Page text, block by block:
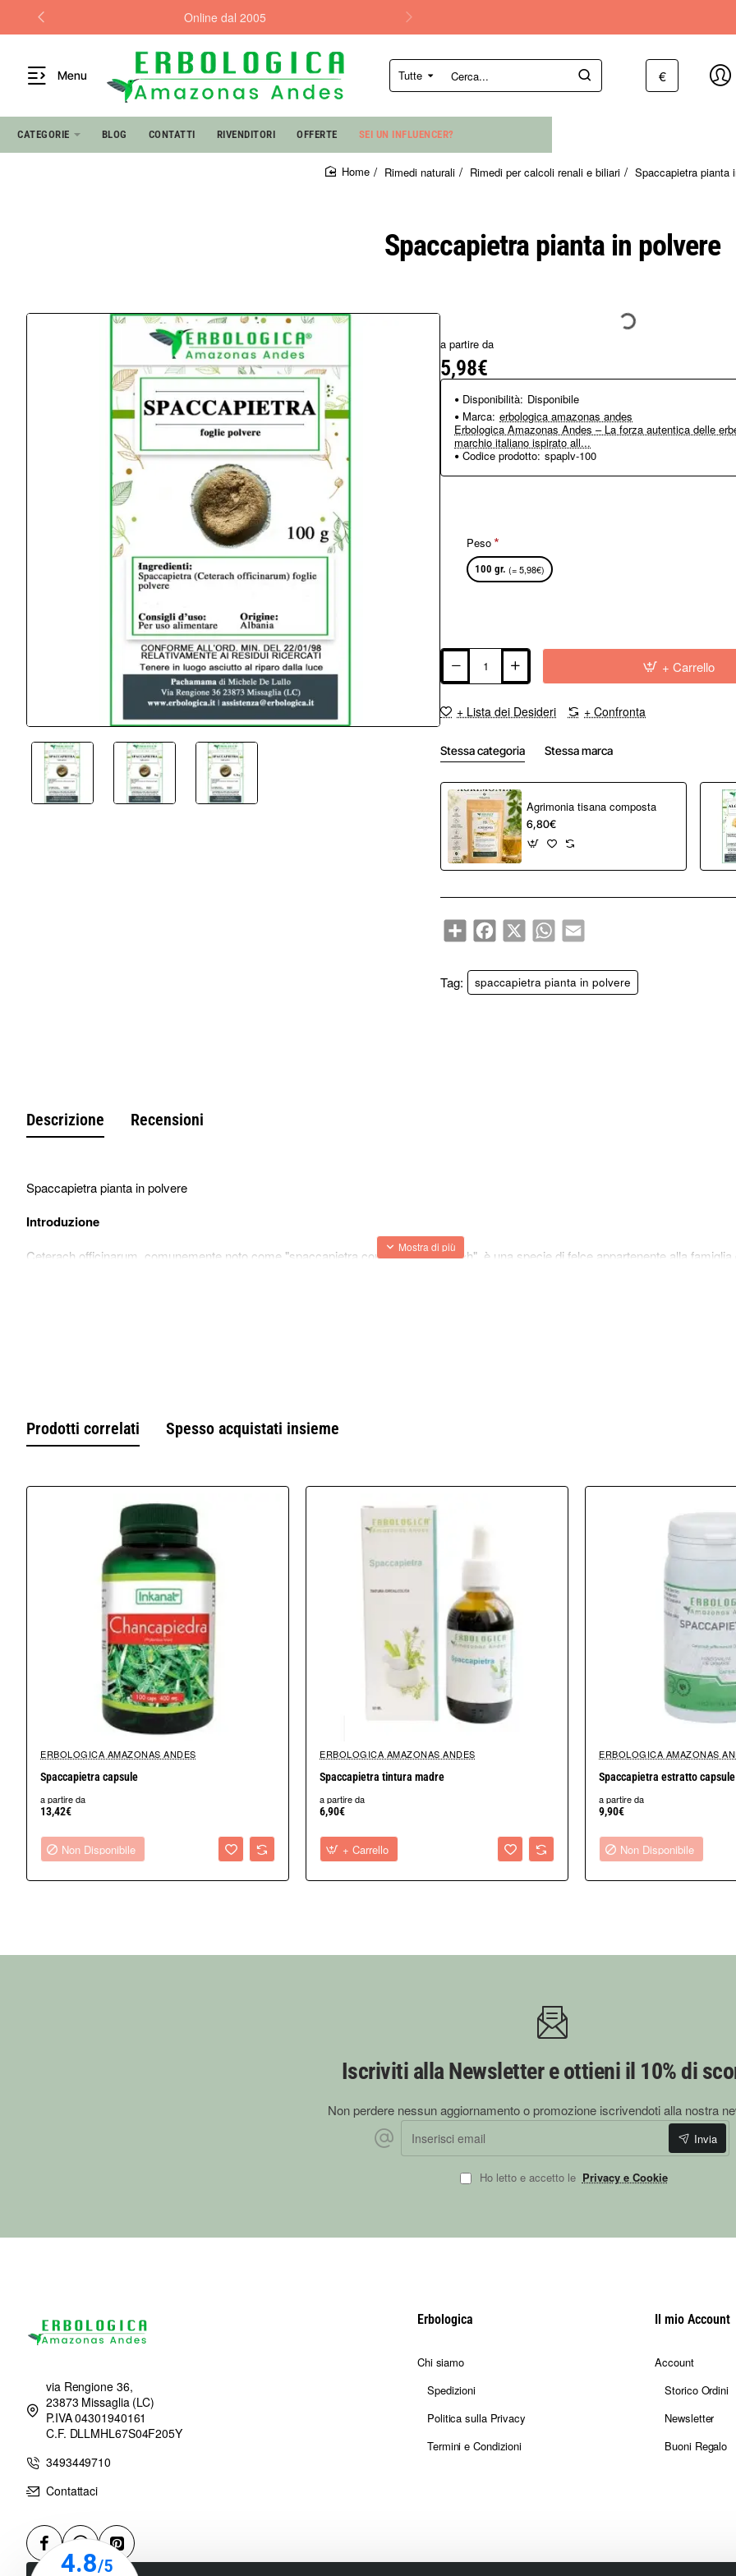
Online dal 2005
Menu Tutte
Cerca... €
CATEGORIE BLOG CONTATTI RIVENDITORI OFFERTE SEI UN INFLUENCER?
Spaccapietra pianta in polvere
Rimedi naturali Rimedi per calcoli renali e biliari Spaccapietra pianta
a partire da
5,98€
Disponibilità: Disponibile
Marca: erbologica amazonas andes
Erbologica Amazonas Andes – La forza autentica delle
marchio italiano ispirato all...
Codice prodotto: spaplv-100
Peso
100 gr. (= 5,98€)
+ Carrello
+ Lista dei Desideri + Confronta
Stessa categoria Stessa marca
Agrimonia tisana composta
6,80€
ShareFacebook
X WhatsAppEmail
Tag: spaccapietra pianta in polvere
Descrizione Recensioni
Spaccapietra pianta in polvere
Introduzione
Ceterach officinarum, comunemente noto come "spaccapietra comune" o "ceterach", è una specie di felce appartenente alla famiglia
Benefici
l'uso come rimedio per i disturbi renali e della vescica.
La Ceterach officinarum è anche apprezzata come pianta ornamentale in giardini rocciosi e in contesti di giardinaggio per il suo
sua capacità di crescere in terreni difficili.
E' diuretica, anticalcolosa, emolliente.
Tisana infuso, 3-5 grammi in 100 ml di acqua calda, bere 2-3 tazze al giorno.
Confezioni da 100-500-1000 grammi
Ingredienti: spaccapietra pianta in polvere 100% pura
Marca : Erbologica Amazonas Andes
Prodotti correlati Spesso acquistati insieme
Non Disponibile
ERBOLOGICA AMAZONAS ANDES
Spaccapietra capsule
a partire da
13,42€
Non Disponibile
ERBOLOGICA AMAZONAS ANDES
Spaccapietra tintura madre
a partire da
6,90€
+ Carrello
Non Disponibile
ERBOLOGICA AMAZONAS
Spaccapietra estratto capsule
a partire da
9,90€
Non Disponibile
Iscriviti alla Newsletter e ottieni il 10% di
Non perdere nessun aggiornamento o promozione iscrivendoti alla nostra
Inserisci email
Invia
Ho letto e accetto le Privacy e Cookie
via Rengione 36,
23873 Missaglia (LC)
P.IVA 04301940161
C.F. DLLMHL67S04F205Y
3493449710
Contattaci
Erbologica
Chi siamo
Spedizioni
Politica sulla Privacy
Termini e Condizioni
Il mio Account
Account
Storico Ordini
Newsletter
Buoni Regalo